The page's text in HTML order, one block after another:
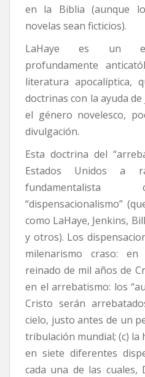
en la Biblia (aunque
novelas sean ficticios).
LaHaye es un
profundamente
literatura apocalíptica,
doctrinas con la ayuda
el género novelesco,
divulgación.
Esta doctrina del
Estados Unidos a
fundamentalista
“dispensacionalismo”
como LaHaye, Jenkins,
y otros). Los
milenarismo craso:
reinado de mil años de
en el arrebatismo: los
Cristo serán
cielo, justo antes de un
tribulación mundial; (c) la
en siete diferentes
cada una de las